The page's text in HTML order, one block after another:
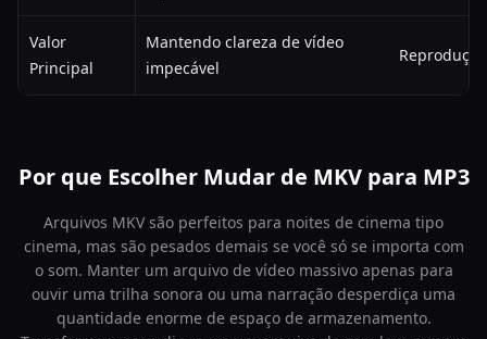
Valor
Principal
Mantendo clareza de vídeo
impecável
Por que Escolher Mudar de MKV para MP3
Arquivos MKV são perfeitos para noites de cinema tipo
cinema, mas são pesados demais se você só se importa com
o som. Manter um arquivo de vídeo massivo apenas para
ouvir uma trilha sonora ou uma narração desperdiça uma
quantidade enorme de espaço de armazenamento.